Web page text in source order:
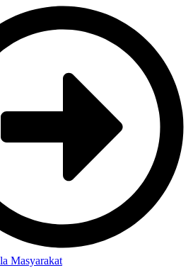
Masyarakat